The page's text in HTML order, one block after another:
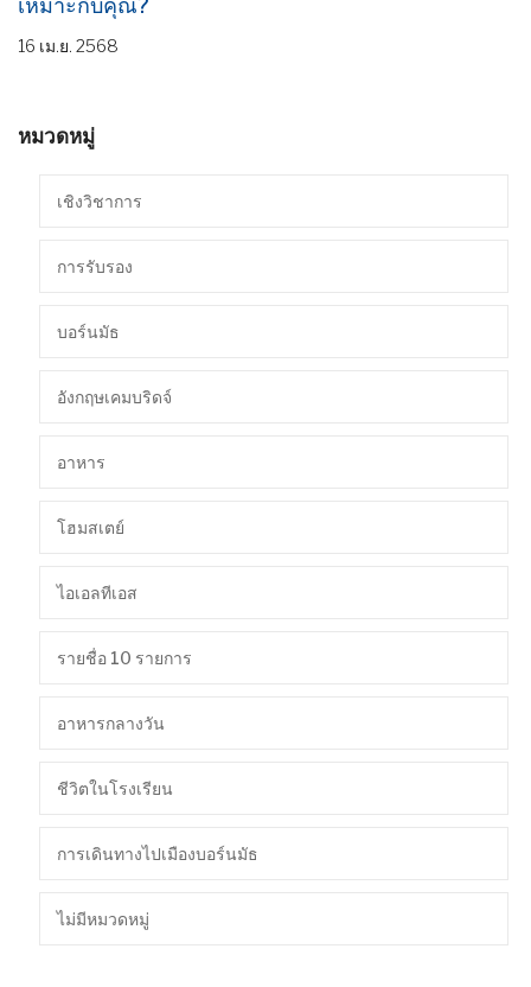
เหมาะกับคุณ?
16 เม.ย. 2568
หมวดหมู่
เชิงวิชาการ
การรับรอง
บอร์นมัธ
อังกฤษเคมบริดจ์
อาหาร
โฮมสเตย์
ไอเอลทีเอส
รายชื่อ 10 รายการ
อาหารกลางวัน
ชีวิตในโรงเรียน
การเดินทางไปเมืองบอร์นมัธ
ไม่มีหมวดหมู่